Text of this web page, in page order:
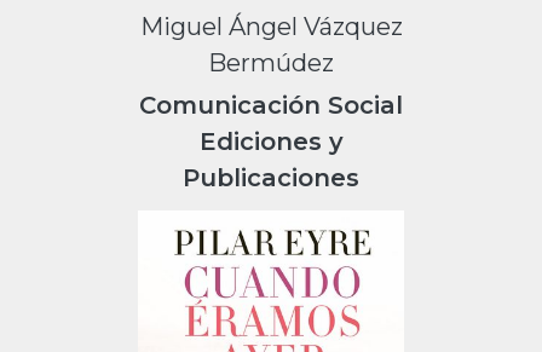
Miguel Ángel Vázquez
Bermúdez
Comunicación Social
Ediciones y
Publicaciones